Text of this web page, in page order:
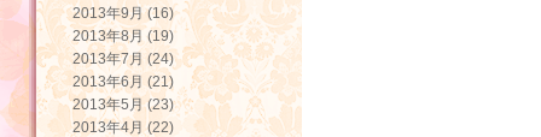
2013年9月 (16)
2013年8月 (19)
2013年7月 (24)
2013年6月 (21)
2013年5月 (23)
2013年4月 (22)